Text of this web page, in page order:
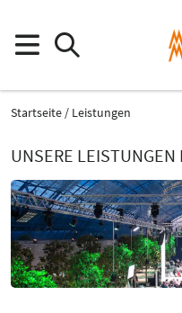
Startseite
Leistungen
UNSERE LEISTUNGEN